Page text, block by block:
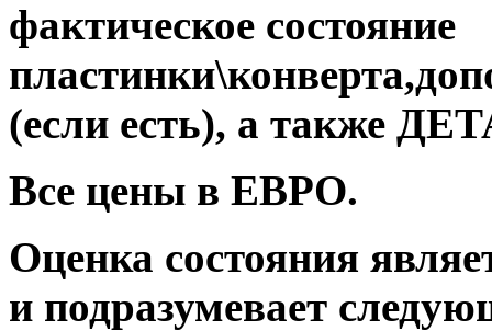
фактическое состояние
(если есть), а также
Все цены в ЕВРО.
Оценка состояния
и подразумевает